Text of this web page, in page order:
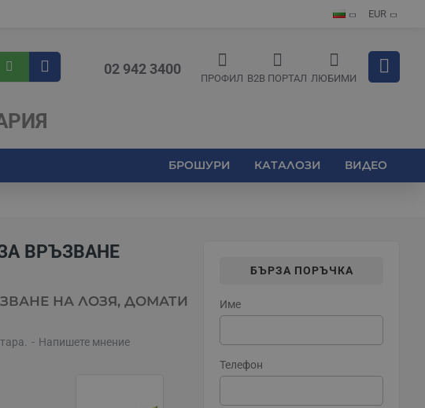
EUR
02 942 3400
ПРОФИЛ B2B ПОРТАЛ ЛЮБИМИ
БРОШУРИ КАТАЛОЗИ ВИДЕО
ВРЪЗВАНЕ
НА ЛОЗЯ, ДОМАТИ
- Напишете мнение
БЪРЗА ПОРЪЧКА
Име
Телефон